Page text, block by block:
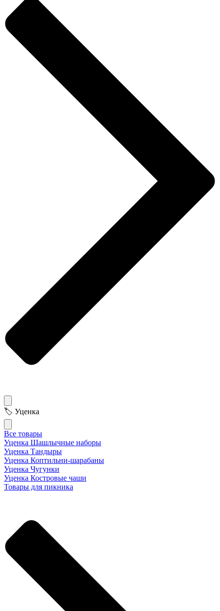
🏷 Уценка
Все товары
Уценка Шашлычные наборы
Уценка Тандыры
Уценка Коптильни-шарабаны
Уценка Чугунки
Уценка Костровые чаши
Товары для пикника